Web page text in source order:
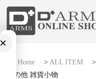
Home > ALL ITEM>
その他 雑貨小物
×